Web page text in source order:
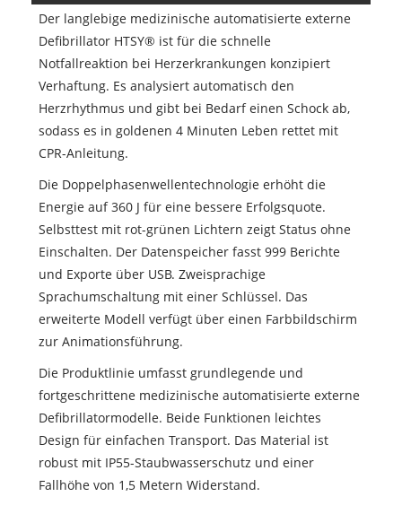
Der langlebige medizinische automatisierte externe
Defibrillator HTSY® ist für die schnelle
Notfallreaktion bei Herzerkrankungen konzipiert
Verhaftung. Es analysiert automatisch den
Herzrhythmus und gibt bei Bedarf einen Schock ab,
sodass es in goldenen 4 Minuten Leben rettet mit
CPR-Anleitung.
Die Doppelphasenwellentechnologie erhöht die
Energie auf 360 J für eine bessere Erfolgsquote.
Selbsttest mit rot-grünen Lichtern zeigt Status ohne
Einschalten. Der Datenspeicher fasst 999 Berichte
und Exporte über USB. Zweisprachige
Sprachumschaltung mit einer Schlüssel. Das
erweiterte Modell verfügt über einen Farbbildschirm
zur Animationsführung.
Die Produktlinie umfasst grundlegende und
fortgeschrittene medizinische automatisierte externe
Defibrillatormodelle. Beide Funktionen leichtes
Design für einfachen Transport. Das Material ist
robust mit IP55-Staubwasserschutz und einer
Fallhöhe von 1,5 Metern Widerstand.